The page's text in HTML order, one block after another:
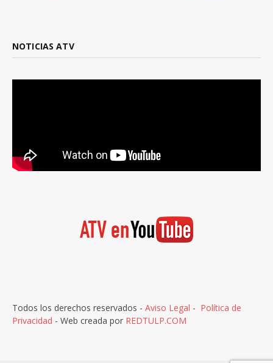
NOTICIAS ATV
Todos los derechos reservados - Aviso Legal - Política de
Privacidad - Web creada por REDTULP.COM